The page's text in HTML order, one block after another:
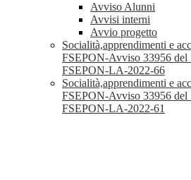
Avviso Alunni
Avvisi interni
Avvio progetto
Socialità,apprendimenti e
FSEPON-Avviso 33956
FSEPON-LA-2022-66
Socialità,apprendimenti e
FSEPON-Avviso 33956
FSEPON-LA-2022-61